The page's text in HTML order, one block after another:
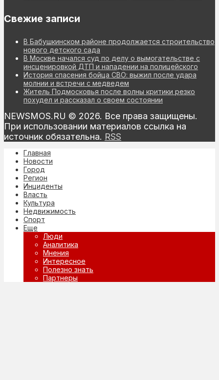
Свежие записи
В Бабушкинском районе продолжается строительство
нового детского сада
В Москве начался суд по делу о вымогательстве с
инсценировкой ДТП и нападении на полицейского
История спасения бойца СВО: выжил после удара
молнии и встречи с медведем
Житель Подмосковья после волны критики резко
похудел и рассказал о своем состоянии
NEWSMOS.RU © 2026. Все права защищены.
При использовании материалов ссылка на
источник обязательна. RSS
Главная
Новости
Город
Регион
Инциденты
Власть
Культура
Недвижимость
Спорт
Еще
Люди
Аналитика
Мнения
Интересное
Полезно знать
Партнеры